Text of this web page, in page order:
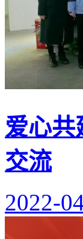
爱心
交流
2022-